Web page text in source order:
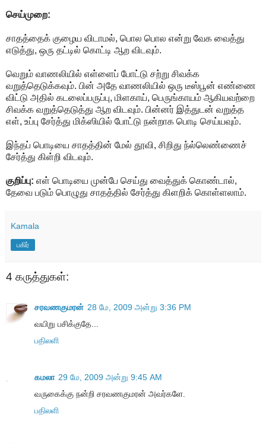
செய்முறை:
சாதத்தைக் குழைய விடாமல், பொல பொல என்று வேக வைத்து
எடுத்து, ஒரு தட்டில் கொட்டி ஆற விடவும்.
வெறும் வாணலியில் எள்ளைப் போட்டு சற்று சிவக்க
வறுத்தெடுக்கவும். பின் அதே வாணலியில் ஒரு டீஸ்பூன் எண்ணை
விட்டு அதில் கடலைப்பருப்பு, மிளகாய், பெருங்காயம் ஆகியவற்றை
சிவக்க வறுத்தெடுத்து ஆற விடவும். பின்னர் இத்துடன் வறுத்த
எள், உப்பு சேர்த்து மிக்ஸியில் போட்டு நன்றாக பொடி செய்யவும்.
இந்தப் பொடியை சாதத்தின் மேல் தூவி, சிறிது ந்ல்லெண்ணைச்
சேர்த்து கிள்றி விடவும்.
குறிப்பு: எள் பொடியை முன்பே செய்து வைத்துக் கொண்டால்,
தேவை படும் பொழுது சாதத்தில் சேர்த்து கிளறிக் கொள்ளலாம்.
Kamala
பகிர்
4 கருத்துகள்:
சரவணகுமரன் 28 மே, 2009 அன்று 3:36 PM
வயிறு பசிக்குதே...
பதிலளி
கமலா 29 மே, 2009 அன்று 9:45 AM
வருகைக்கு நன்றி சரவணகுமரன் அவர்களே.
பதிலளி